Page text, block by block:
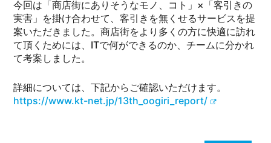
今回は「商店街にありそうなモノ、コト」×「客引きの
実害」を掛け合わせて、客引きを無くせるサービスを提
案いただきました。商店街をより多くの方に快適に訪れ
て頂くためには、ITで何ができるのか、チームに分かれ
て考案しました。
詳細については、下記からご確認いただけます。
https://www.kt-net.jp/13th_oogiri_report/